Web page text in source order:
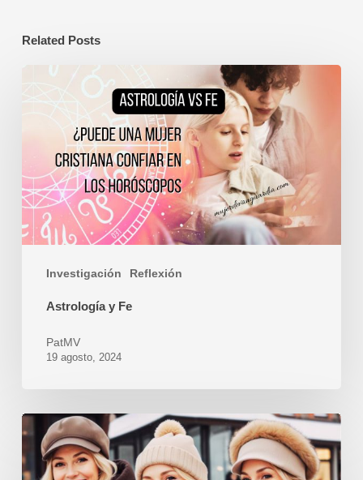
Related Posts
Investigación Reflexión
Astrología
Astrología y Fe
PatMV
19 agosto, 2024
Mujer:
somos
las